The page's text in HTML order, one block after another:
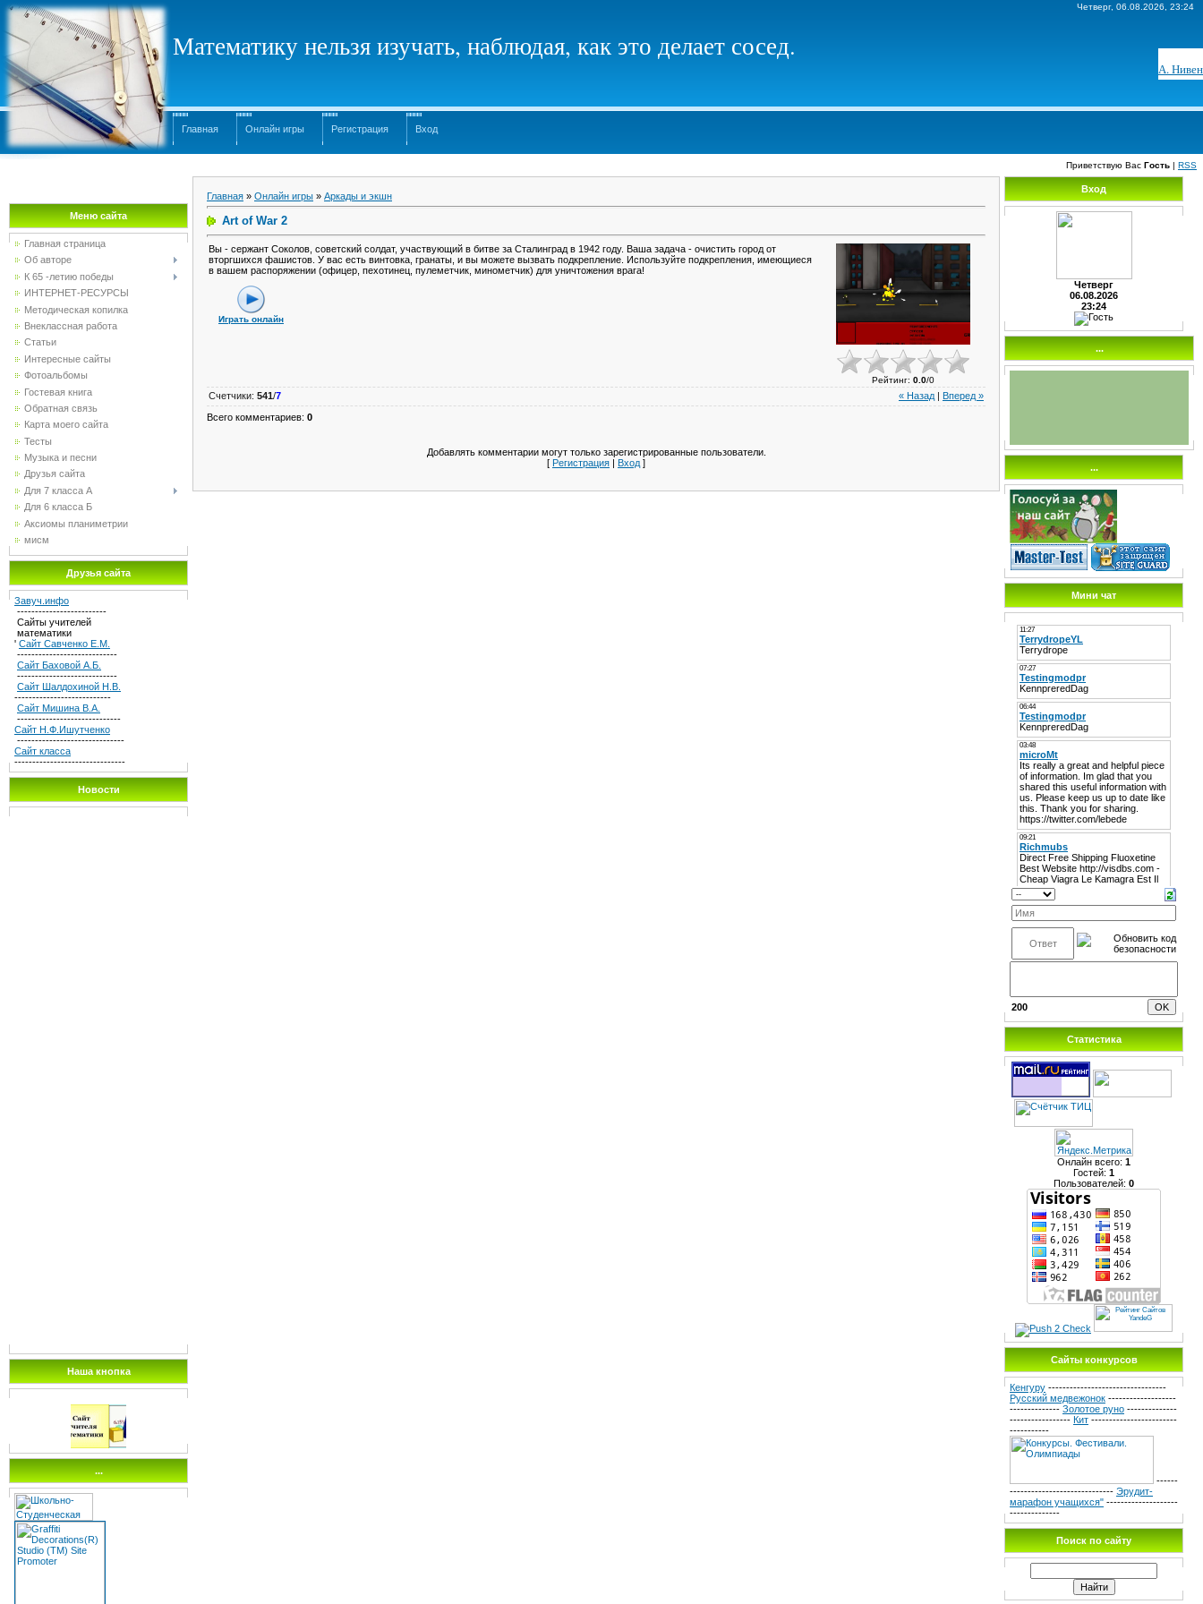
Четверг, 06.08.2026, 23:24
Математику нельзя изучать, наблюдая, как это делает сосед.
А. Нивен
Главная Онлайн игры Регистрация Вход
Приветствую Вас Гость | RSS
Меню сайта
Главная страница
Об авторе
К 65 -летию победы
ИНТЕРНЕТ-РЕСУРСЫ
Методическая копилка
Внеклассная работа
Статьи
Интересные сайты
Фотоальбомы
Гостевая книга
Обратная связь
Карта моего сайта
Тесты
Музыка и песни
Друзья сайта
Для 7 класса А
Для 6 класса Б
Аксиомы планиметрии
мисм
Друзья сайта
Завуч.инфо
-------------------------
Сайты учителей
математики
' Сайт Савченко Е.М.
----------------------------
Сайт Баховой А.Б.
----------------------------
Сайт Шалдохиной Н.В.
---------------------------
Сайт Мишина В.А.
-----------------------------
Сайт Н.Ф.Ишутченко
------------------------------
Сайт класса
-------------------------------
Новости
Наша кнопка
...
Главная » Онлайн игры » Аркады и экшн
Art of War 2
Вы - сержант Соколов, советский солдат, участвующий в битве за Сталинград в 1942 году. Ваша задача - очистить город от
вторгшихся фашистов. У вас есть винтовка, гранаты, и вы можете вызвать подкрепление. Используйте подкрепления, имеющиеся
в вашем распоряжении (офицер, пехотинец, пулеметчик, минометчик) для уничтожения врага!
Играть онлайн
Рейтинг: 0.0/0
« Назад Вперед »
Счетчики: 541/7
Всего комментариев: 0
Добавлять комментарии могут только зарегистрированные пользователи.
[ Регистрация Вход ]
Вход
Четверг
06.08.2026
23:24
...
...
Мини чат
200
Статистика
Онлайн всего: 1
Гостей: 1
Пользователей: 0
Сайты конкурсов
Кенгуру ---------------------------------
Русский медвежонок -------------------
-------------- Золотое руно --------------
----------------- Кит ------------------------
-----------
------
----------------------------- Эрудит-
марафон учащихся" --------------------
--------------
Поиск по сайту